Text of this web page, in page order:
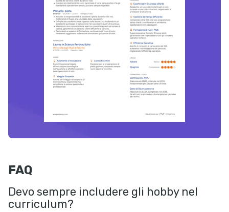
FAQ
Devo sempre includere gli hobby nel
curriculum?